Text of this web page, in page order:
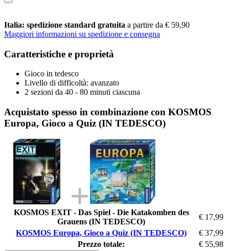
Italia: spedizione standard gratuita a partire da € 59,90
Maggiori informazioni su spedizione e consegna
Caratteristiche e proprietà
Gioco in tedesco
Livello di difficoltà: avanzato
2 sezioni da 40 - 80 minuti ciascuna
Acquistato spesso in combinazione con KOSMOS
Europa, Gioco a Quiz (IN TEDESCO)
KOSMOS EXIT - Das Spiel - Die Katakomben des
Grauens (IN TEDESCO)
€ 17,99
KOSMOS Europa, Gioco a Quiz (IN TEDESCO)
€ 37,99
Prezzo totale:
€ 55,98